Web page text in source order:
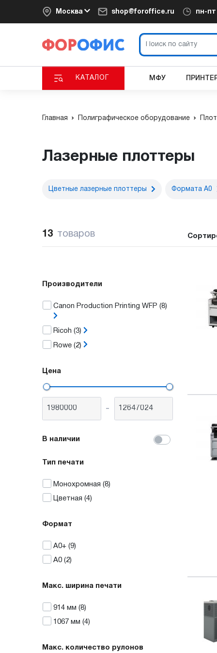
Москва shop@foroffice.ru пн-пт
КАТАЛОГ МФУ
Главная Полиграфическое оборудование
Лазерные плоттеры
Цветные лазерные плоттеры Формата А0
13 товаров
Производители
Canon Production Printing WFP (8)
Ricoh (3)
Rowe (2)
Цена
-
В наличии
Тип печати
Монохромная (8)
Цветная (4)
Формат
A0+ (9)
A0 (2)
Макс. ширина печати
914 мм (8)
1067 мм (4)
Макс. количество рулонов